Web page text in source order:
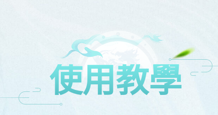
使用教學